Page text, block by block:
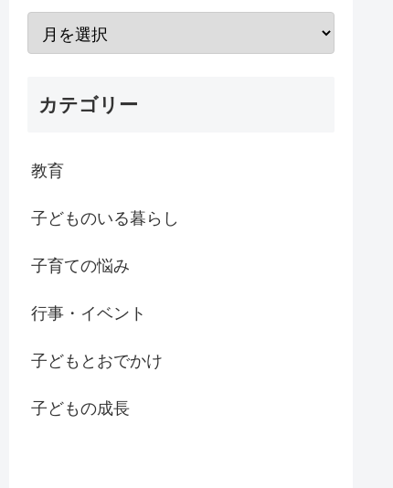
カテゴリー
教育
子どものいる暮らし
子育ての悩み
行事・イベント
子どもとおでかけ
子どもの成長